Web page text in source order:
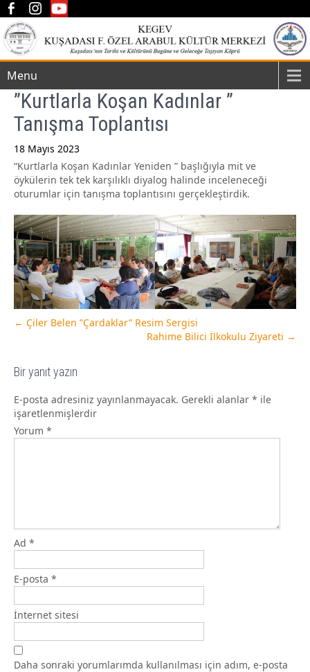
Menu
”Kurtlarla Koşan Kadınlar ”
Tanışma Toplantısı
18 Mayıs 2023
“Kurtlarla Koşan Kadınlar Yeniden ” başlığıyla mit ve
öykülerin tek tek karşılıklı diyalog halinde inceleneceği
oturumlar için tanışma toplantısını gerçekleştirdik.
Post
navigation
← Çiler Belen ”Çardaklar” Resim Sergisi
Rahime Bilici İlkokulu Ziyareti →
Bir yanıt yazın
E-posta adresiniz yayınlanmayacak. Gerekli alanlar * ile
işaretlenmişlerdir
Yorum *
Ad *
E-posta *
İnternet sitesi
Daha sonraki yorumlarımda kullanılması için adım, e-posta